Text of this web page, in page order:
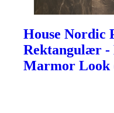
House Nordic
Rektangulær -
Marmor Look